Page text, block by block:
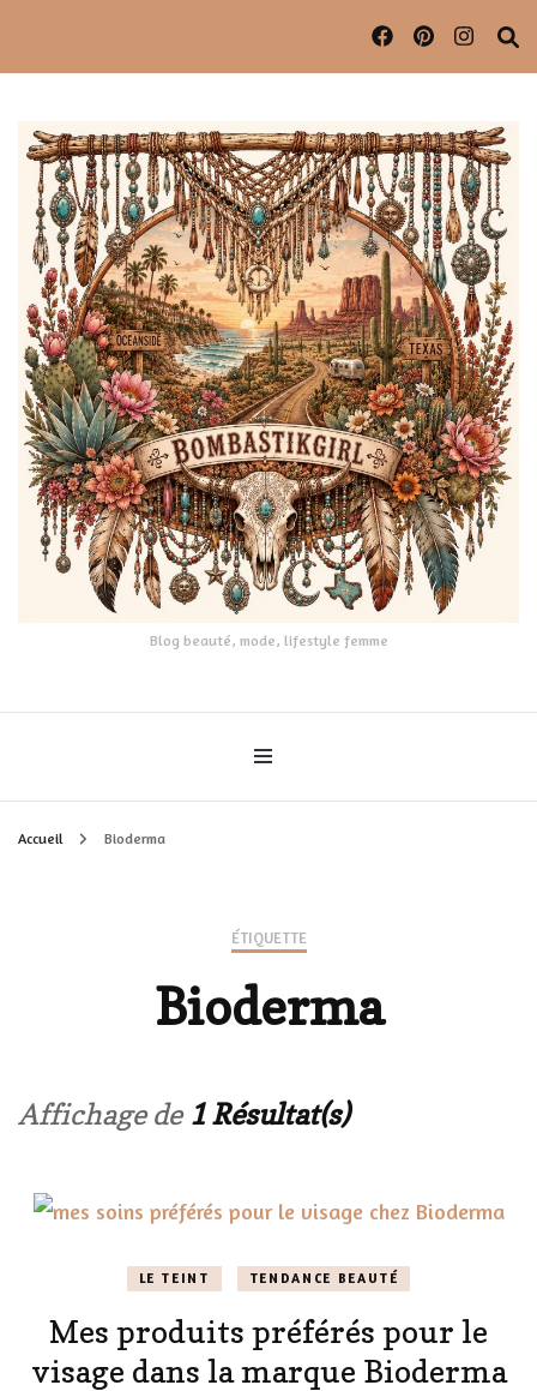
Blog beauté, mode, lifestyle femme
Accueil Bioderma
ÉTIQUETTE
Bioderma
Affichage de 1 Résultat(s)
LE TEINT TENDANCE BEAUTÉ
Mes produits préférés pour le
visage dans la marque Bioderma